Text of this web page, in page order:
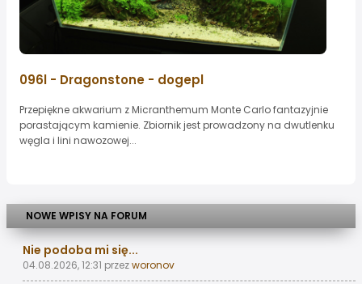
096l - Dragonstone - dogepl
Przepiękne akwarium z Micranthemum Monte Carlo fantazyjnie
porastającym kamienie. Zbiornik jest prowadzony na dwutlenku
węgla i lini nawozowej...
NOWE WPISY NA FORUM
Nie podoba mi się...
04.08.2026, 12:31 przezworonov